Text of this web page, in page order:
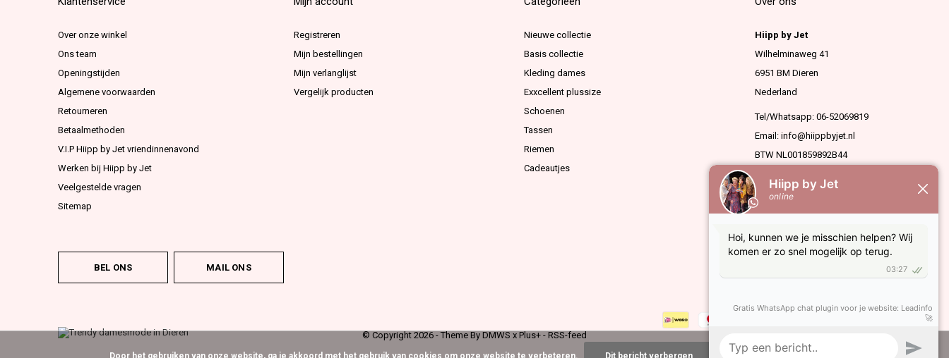
Over onze winkel
Ons team
Openingstijden
Algemene voorwaarden
Retourneren
Betaalmethoden
V.I.P Hiipp by Jet vriendinnenavond
Werken bij Hiipp by Jet
Veelgestelde vragen
Sitemap
Registreren
Mijn bestellingen
Mijn verlanglijst
Vergelijk producten
Nieuwe collectie
Basis collectie
Kleding dames
Exxcellent plussize
Schoenen
Tassen
Riemen
Cadeautjes
Hiipp by Jet
Wilhelminaweg 41
6951 BM Dieren
Nederland
Tel/Whatsapp: 06-52069819
Email: info@hiippbyjet.nl
BTW NL001859892B44
BEL ONS MAIL ONS
© Copyright 2026 - Theme By DMWS x Plus+ - RSS-feed
Door het gebruiken van onze website, ga je akkoord met het gebruik van cookies om onze website te verbeteren. Dit bericht verbergen Meer over cookies »